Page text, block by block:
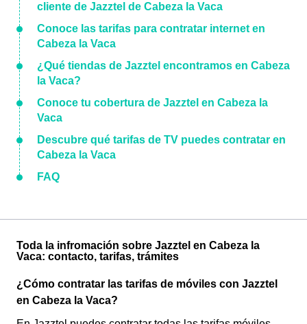
cliente de Jazztel de Cabeza la Vaca
Conoce las tarifas para contratar internet en
Cabeza la Vaca
¿Qué tiendas de Jazztel encontramos en Cabeza
la Vaca?
Conoce tu cobertura de Jazztel en Cabeza la
Vaca
Descubre qué tarifas de TV puedes contratar en
Cabeza la Vaca
FAQ
Toda la infromación sobre Jazztel en Cabeza la
Vaca: contacto, tarifas, trámites
¿Cómo contratar las tarifas de móviles con Jazztel
en Cabeza la Vaca?